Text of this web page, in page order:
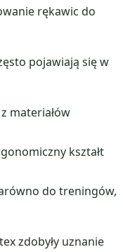
rękawic do
pojawiają się w
materiałów
kształt
do treningów,
zdobyły uznanie